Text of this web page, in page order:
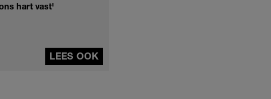
hart vast'
LEES OOK